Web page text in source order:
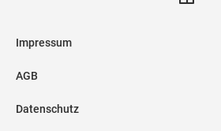
Impressum
AGB
Datenschutz